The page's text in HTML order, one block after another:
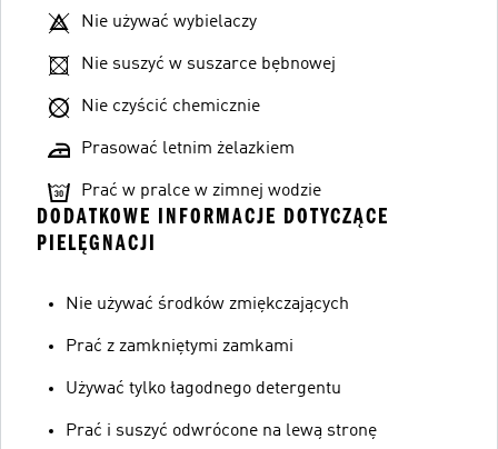
Nie używać wybielaczy
Nie suszyć w suszarce bębnowej
Nie czyścić chemicznie
Prasować letnim żelazkiem
Prać w pralce w zimnej wodzie
DODATKOWE INFORMACJE DOTYCZĄCE
PIELĘGNACJI
Nie używać środków zmiękczających
Prać z zamkniętymi zamkami
Używać tylko łagodnego detergentu
Prać i suszyć odwrócone na lewą stronę